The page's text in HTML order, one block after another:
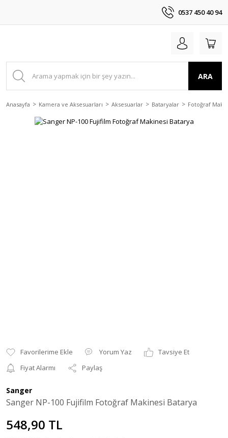
0537 450 40 94
ARA
Anasayfa Kamera ve Aksesuarları Aksesuarlar Bataryalar Fotoğraf
Yorum Yaz
Tavsiye Et
Fiyat Alarmı
Paylaş
Sanger
Sanger NP-100 Fujifilm Fotoğraf Makinesi Batarya
548,90 TL